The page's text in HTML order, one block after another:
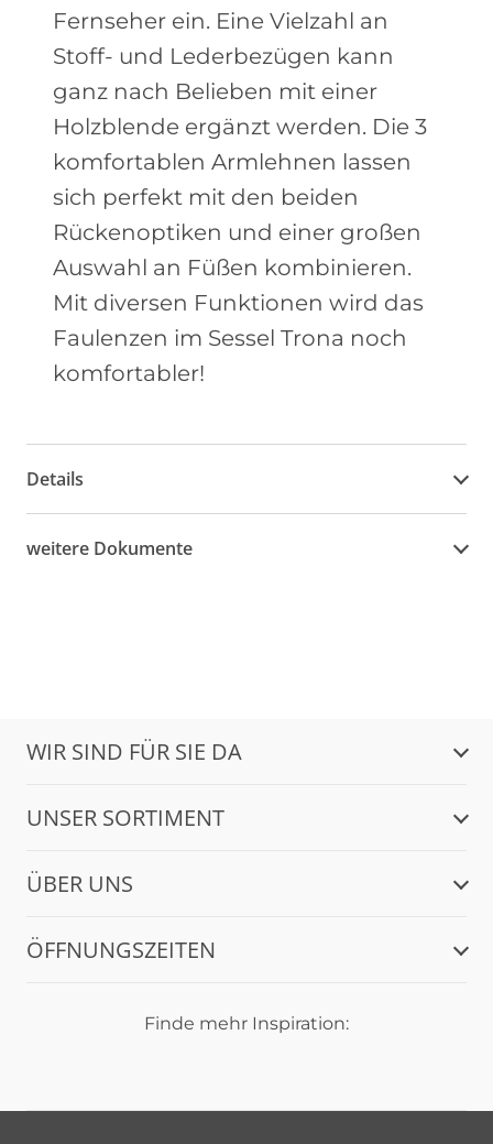
Fernseher ein. Eine Vielzahl an
Stoff- und Lederbezügen kann
ganz nach Belieben mit einer
Holzblende ergänzt werden. Die 3
komfortablen Armlehnen lassen
sich perfekt mit den beiden
Rückenoptiken und einer großen
Auswahl an Füßen kombinieren.
Mit diversen Funktionen wird das
Faulenzen im Sessel Trona noch
komfortabler!
Details
weitere Dokumente
WIR SIND FÜR SIE DA
UNSER SORTIMENT
ÜBER UNS
ÖFFNUNGSZEITEN
Finde mehr Inspiration: